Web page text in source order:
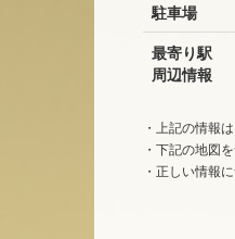
駐車場
最寄り駅
周辺情報
・上記の情報
・下記の地図
・正しい情報